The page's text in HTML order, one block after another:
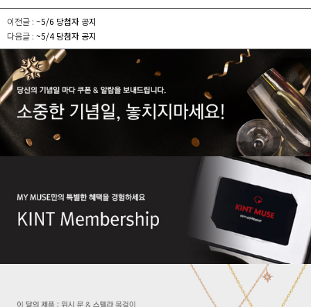
이전글 : ~5/6 당첨자 공지
다음글 : ~5/4 당첨자 공지